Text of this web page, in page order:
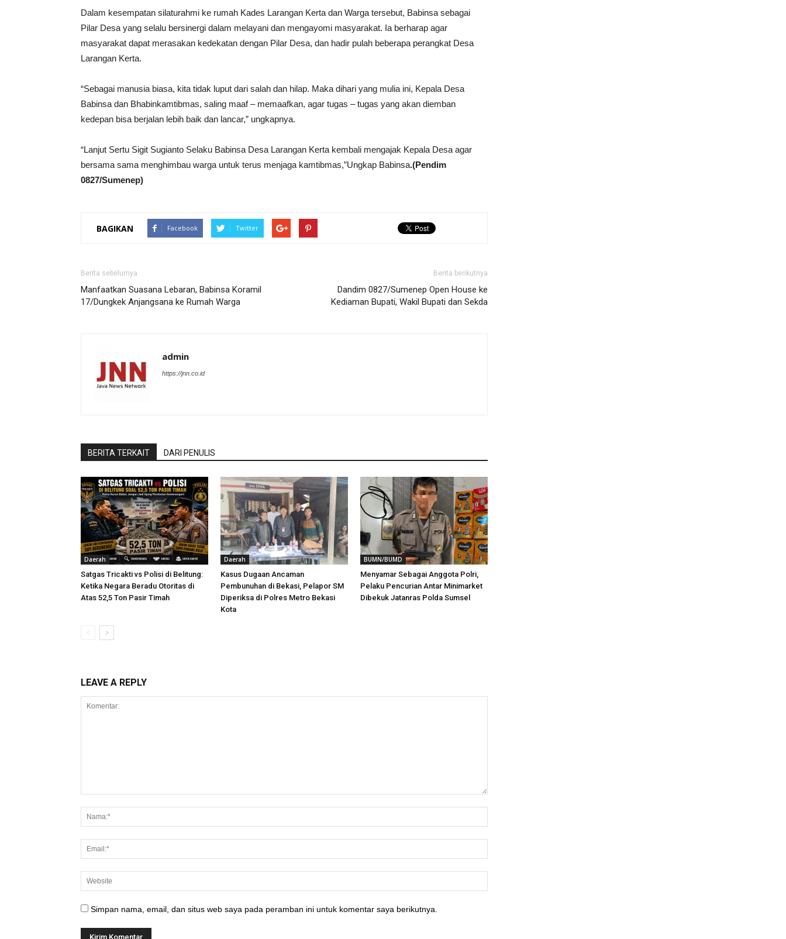
Dalam kesempatan silaturahmi ke rumah Kades Larangan Kerta dan Warga tersebut, Babinsa sebagai
Pilar Desa yang selalu bersinergi dalam melayani dan mengayomi masyarakat. Ia berharap agar
masyarakat dapat merasakan kedekatan dengan Pilar Desa, dan hadir pulah beberapa perangkat Desa
Larangan Kerta.
“Sebagai manusia biasa, kita tidak luput dari salah dan hilap. Maka dihari yang mulia ini, Kepala Desa
Babinsa dan Bhabinkamtibmas, saling maaf – memaafkan, agar tugas – tugas yang akan diemban
kedepan bisa berjalan lebih baik dan lancar,” ungkapnya.
“Lanjut Sertu Sigit Sugianto Selaku Babinsa Desa Larangan Kerta kembali mengajak Kepala Desa agar
bersama sama menghimbau warga untuk terus menjaga kamtibmas,”Ungkap Babinsa.(Pendim
0827/Sumenep)
BAGIKAN Facebook Twitter
Berita sebelumya
Manfaatkan Suasana Lebaran, Babinsa Koramil
17/Dungkek Anjangsana ke Rumah Warga
Berita berikutnya
Dandim 0827/Sumenep Open House ke
Kediaman Bupati, Wakil Bupati dan Sekda
admin
https://jnn.co.id
BERITA TERKAIT DARI PENULIS
Daerah
Satgas Tricakti vs Polisi di Belitung:
Ketika Negara Beradu Otoritas di
Atas 52,5 Ton Pasir Timah
Daerah
Kasus Dugaan Ancaman
Pembunuhan di Bekasi, Pelapor SM
Diperiksa di Polres Metro Bekasi
Kota
BUMN/BUMD
Menyamar Sebagai Anggota Polri,
Pelaku Pencurian Antar Minimarket
Dibekuk Jatanras Polda Sumsel
LEAVE A REPLY
Simpan nama, email, dan situs web saya pada peramban ini untuk komentar saya berikutnya.